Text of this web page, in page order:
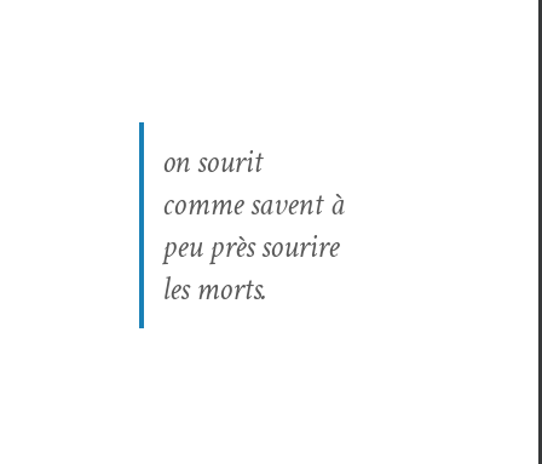
on sourit
comme savent à
peu près sourire
les morts.